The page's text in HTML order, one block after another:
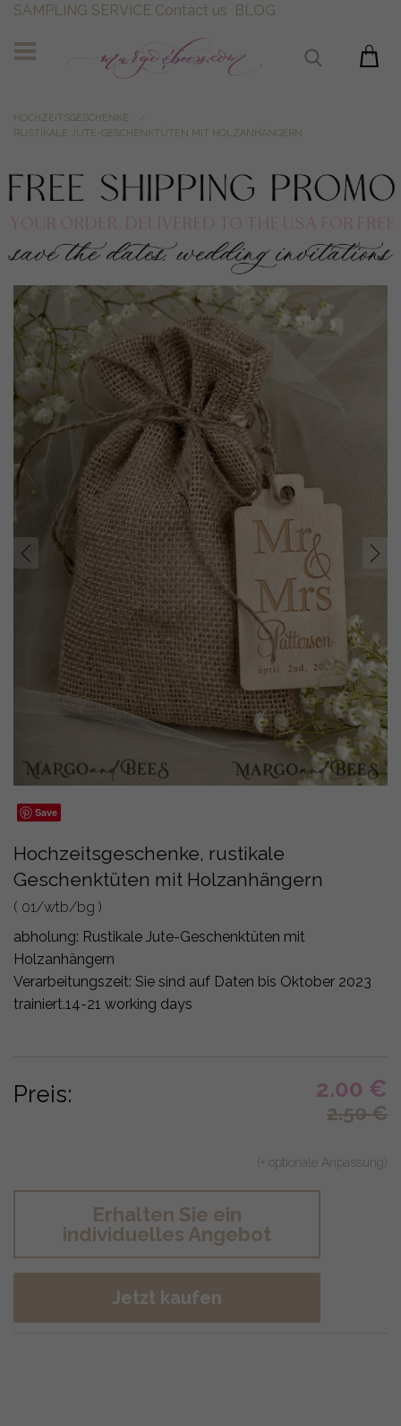
SAMPLING SERVICE Contact us BLOG
HOCHZEITSGESCHENKE
RUSTIKALE JUTE-GESCHENKTÜTEN MIT HOLZANHÄNGERN
prev next
Save
Hochzeitsgeschenke, rustikale
Geschenktüten mit Holzanhängern
( 01/wtb/bg )
abholung: Rustikale Jute-Geschenktüten mit
Holzanhängern
Verarbeitungszeit: Sie sind auf Daten bis Oktober 2023
trainiert.14-21 working days
Preis: 2.00 €
2.50€
(+ optionale Anpassung)
Erhalten Sie ein
individuelles Angebot
Jetzt kaufen